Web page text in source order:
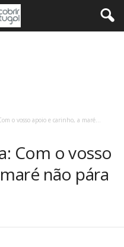
o vosso apoio e carinho, a maré...
Com o vosso
não pára